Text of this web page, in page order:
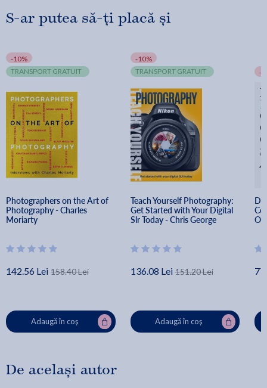
S-ar putea să-ți placă și
-10%
TRANSPORT GRATUIT
Photographers on the Art of
Photography - Charles
Moriarty
142.56 Lei 158.40 Lei
Adaugă în coș
-10%
TRANSPORT GRATUIT
Teach Yourself Photography:
Get Started with Your Digital
Slr Today - Chris George
136.08 Lei 151.20 Lei
Adaugă în coș
-
De același autor